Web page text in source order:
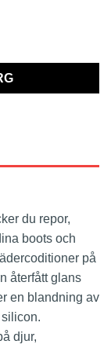
du repor,
boots och
på
återfått glans
en blandning av
djur,